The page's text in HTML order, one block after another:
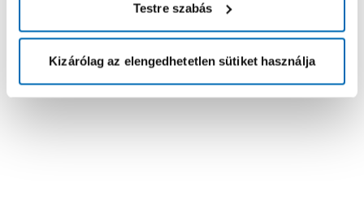
Testre szabás
Kizárólag az elengedhetetlen sütiket használja